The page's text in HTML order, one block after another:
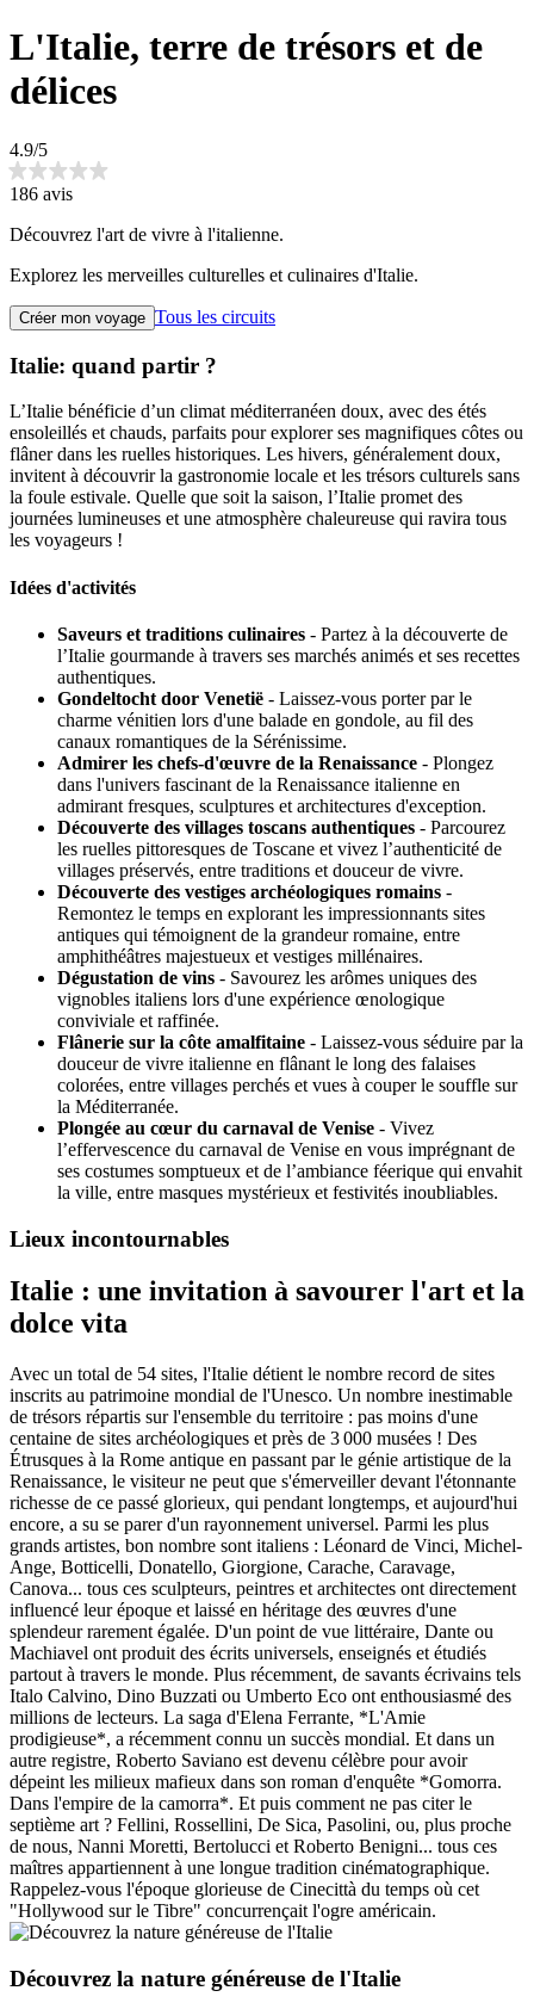
L'Italie, terre de trésors et de
délices
4.9/5
186 avis
Découvrez l'art de vivre à l'italienne.
Explorez les merveilles culturelles et culinaires d'Italie.
Créer mon voyage Tous les circuits
Italie: quand partir ?
L’Italie bénéficie d’un climat méditerranéen doux, avec des étés
ensoleillés et chauds, parfaits pour explorer ses magnifiques côtes ou
flâner dans les ruelles historiques. Les hivers, généralement doux,
invitent à découvrir la gastronomie locale et les trésors culturels sans
la foule estivale. Quelle que soit la saison, l’Italie promet des
journées lumineuses et une atmosphère chaleureuse qui ravira tous
les voyageurs !
Idées d'activités
Saveurs et traditions culinaires - Partez à la découverte de
l’Italie gourmande à travers ses marchés animés et ses recettes
authentiques.
Gondeltocht door Venetië - Laissez-vous porter par le
charme vénitien lors d'une balade en gondole, au fil des
canaux romantiques de la Sérénissime.
Admirer les chefs-d'œuvre de la Renaissance - Plongez
dans l'univers fascinant de la Renaissance italienne en
admirant fresques, sculptures et architectures d'exception.
Découverte des villages toscans authentiques - Parcourez
les ruelles pittoresques de Toscane et vivez l’authenticité de
villages préservés, entre traditions et douceur de vivre.
Découverte des vestiges archéologiques romains -
Remontez le temps en explorant les impressionnants sites
antiques qui témoignent de la grandeur romaine, entre
amphithéâtres majestueux et vestiges millénaires.
Dégustation de vins - Savourez les arômes uniques des
vignobles italiens lors d'une expérience œnologique
conviviale et raffinée.
Flânerie sur la côte amalfitaine - Laissez-vous séduire par la
douceur de vivre italienne en flânant le long des falaises
colorées, entre villages perchés et vues à couper le souffle sur
la Méditerranée.
Plongée au cœur du carnaval de Venise - Vivez
l’effervescence du carnaval de Venise en vous imprégnant de
ses costumes somptueux et de l’ambiance féerique qui envahit
la ville, entre masques mystérieux et festivités inoubliables.
Lieux incontournables
Italie : une invitation à savourer l'art et la
dolce vita
Avec un total de 54 sites, l'Italie détient le nombre record de sites
inscrits au patrimoine mondial de l'Unesco. Un nombre inestimable
de trésors répartis sur l'ensemble du territoire : pas moins d'une
centaine de sites archéologiques et près de 3 000 musées ! Des
Étrusques à la Rome antique en passant par le génie artistique de la
Renaissance, le visiteur ne peut que s'émerveiller devant l'étonnante
richesse de ce passé glorieux, qui pendant longtemps, et aujourd'hui
encore, a su se parer d'un rayonnement universel. Parmi les plus
grands artistes, bon nombre sont italiens : Léonard de Vinci, Michel-
Ange, Botticelli, Donatello, Giorgione, Carache, Caravage,
Canova... tous ces sculpteurs, peintres et architectes ont directement
influencé leur époque et laissé en héritage des œuvres d'une
splendeur rarement égalée. D'un point de vue littéraire, Dante ou
Machiavel ont produit des écrits universels, enseignés et étudiés
partout à travers le monde. Plus récemment, de savants écrivains tels
Italo Calvino, Dino Buzzati ou Umberto Eco ont enthousiasmé des
millions de lecteurs. La saga d'Elena Ferrante, *L'Amie
prodigieuse*, a récemment connu un succès mondial. Et dans un
autre registre, Roberto Saviano est devenu célèbre pour avoir
dépeint les milieux mafieux dans son roman d'enquête *Gomorra.
Dans l'empire de la camorra*. Et puis comment ne pas citer le
septième art ? Fellini, Rossellini, De Sica, Pasolini, ou, plus proche
de nous, Nanni Moretti, Bertolucci et Roberto Benigni... tous ces
maîtres appartiennent à une longue tradition cinématographique.
Rappelez-vous l'époque glorieuse de Cinecittà du temps où cet
"Hollywood sur le Tibre" concurrençait l'ogre américain.
Découvrez la nature généreuse de l'Italie